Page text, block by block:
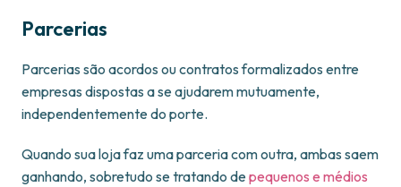
Parcerias
Parcerias são acordos ou contratos formalizados entre
empresas dispostas a se ajudarem mutuamente,
independentemente do porte.
Quando sua loja faz uma parceria com outra, ambas saem
ganhando, sobretudo se tratando depequenos e médios